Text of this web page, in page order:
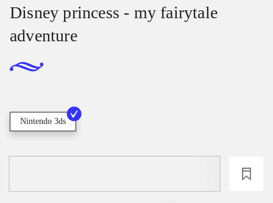
Disney princess - my fairytale
adventure
Nintendo 3ds